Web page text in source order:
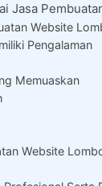
Jasa
Website
Pengalaman
Memuaskan
Website